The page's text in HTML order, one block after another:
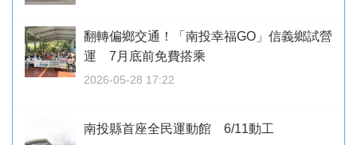
翻轉偏鄉交通！「南投幸福GO」信義鄉試營
運 7月底前免費搭乘
2026-05-28 17:22
南投縣首座全民運動館 6/11動工